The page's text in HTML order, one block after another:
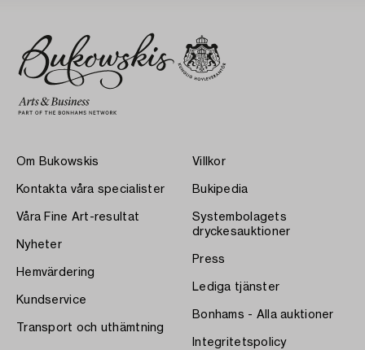
Om Bukowskis
Kontakta våra specialister
Våra Fine Art-resultat
Nyheter
Hemvärdering
Kundservice
Transport och uthämtning
Villkor
Bukipedia
Systembolagets
dryckesauktioner
Press
Lediga tjänster
Bonhams - Alla auktioner
Integritetspolicy